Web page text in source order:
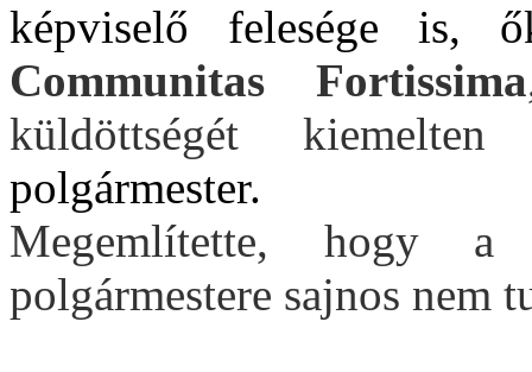
képviselő felesége is,
Communitas Fortissima
küldöttségét
polgármester.
Megemlítette, hogy a
polgármestere sajnos nem